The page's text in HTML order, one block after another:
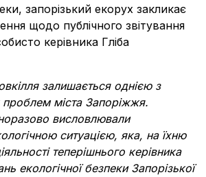
запорізький екорух закликає
щодо публічного звітування
керівника Гліба
залишається однією з
проблем міста Запоріжжя.
висловлювали
ситуацією, яка, на їхню
теперішнього керівника
екологічної безпеки Запорізької